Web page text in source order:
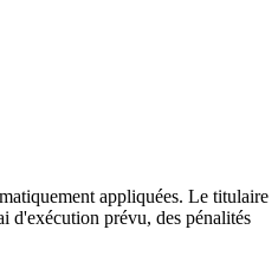
appliquées. Le titulaire
d'exécution prévu, des pénalités